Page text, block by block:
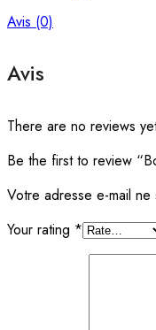
Avis (0)
Avis
There are no reviews
Be the first to review
Votre adresse e-mail
Your rating *